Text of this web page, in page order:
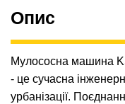
Опис
Мулососна машина
- це сучасна
урбанізації.